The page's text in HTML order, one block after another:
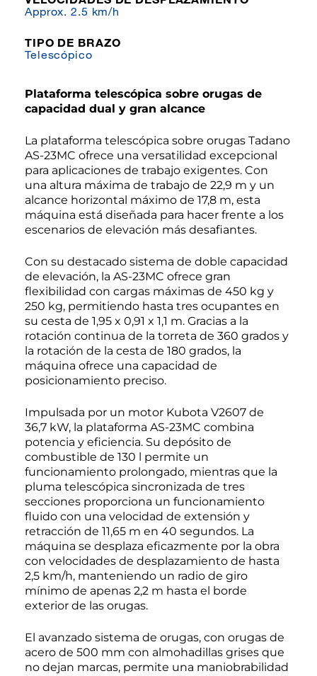
Approx. 2.5 km/h
TIPO DE BRAZO
Telescópico
Plataforma telescópica sobre orugas de
capacidad dual y gran alcance
La plataforma telescópica sobre orugas Tadano
AS-23MC ofrece una versatilidad excepcional
para aplicaciones de trabajo exigentes. Con
una altura máxima de trabajo de 22,9 m y un
alcance horizontal máximo de 17,8 m, esta
máquina está diseñada para hacer frente a los
escenarios de elevación más desafiantes.
Con su destacado sistema de doble capacidad
de elevación, la AS-23MC ofrece gran
flexibilidad con cargas máximas de 450 kg y
250 kg, permitiendo hasta tres ocupantes en
su cesta de 1,95 x 0,91 x 1,1 m. Gracias a la
rotación continua de la torreta de 360 grados y
la rotación de la cesta de 180 grados, la
máquina ofrece una capacidad de
posicionamiento preciso.
Impulsada por un motor Kubota V2607 de
36,7 kW, la plataforma AS-23MC combina
potencia y eficiencia. Su depósito de
combustible de 130 l permite un
funcionamiento prolongado, mientras que la
pluma telescópica sincronizada de tres
secciones proporciona un funcionamiento
fluido con una velocidad de extensión y
retracción de 11,65 m en 40 segundos. La
máquina se desplaza eficazmente por la obra
con velocidades de desplazamiento de hasta
2,5 km/h, manteniendo un radio de giro
mínimo de apenas 2,2 m hasta el borde
exterior de las orugas.
El avanzado sistema de orugas, con orugas de
acero de 500 mm con almohadillas grises que
no dejan marcas, permite una maniobrabilidad